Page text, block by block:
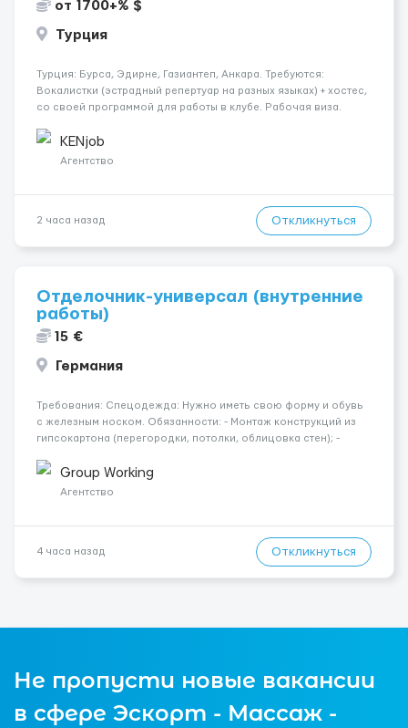
от 1700+% $
Турция
Турция: Бурса, Эдирне, Газиантеп, Анкара. Требуются:
Вокалистки (эстрадный репертуар на разных языках) + хостеc,
со своей программой для работы в клубе. Рабочая виза.
одного до трех месяцев. Мед. страховка. Высокая зарплат...
KENjob
Агентство
2 часа назад Откликнуться
Отделочник-универсал (внутренние
работы)
15 €
Германия
Требования: Спецодежда: Нужно иметь свою форму и обувь
с железным носком. Обязанности: - Монтаж конструкций из
гипсокартона (перегородки, потолки, облицовка стен); -
малярных работ (шпатлевка, грунтовка, покраска); -
Штукатурные работы ...
Group Working
Агентство
4 часа назад Откликнуться
Не пропусти новые вакансии
в сфере Эскорт - Массаж -